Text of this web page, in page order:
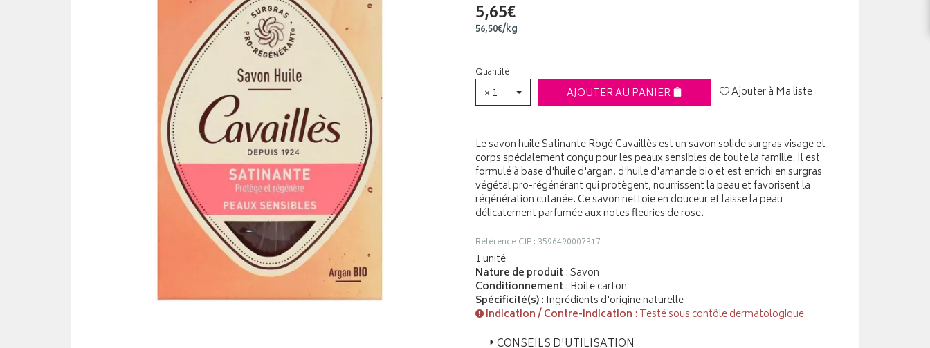
5,65€
56,50€/kg
Quantité
× 1 AJOUTER AU PANIER Ajouter à Ma liste
Le savon huile Satinante Rogé Cavaillès est un savon solide surgras visage et
corps spécialement conçu pour les peaux sensibles de toute la famille. Il est
formulé à base d'huile d'argan, d'huile d'amande bio et est enrichi en surgras
végétal pro-régénérant qui protègent, nourrissent la peau et favorisent la
régénération cutanée. Ce savon nettoie en douceur et laisse la peau
délicatement parfumée aux notes fleuries de rose.
Référence CIP : 3596490007317
1 unité
Nature de produit : Savon
Conditionnement : Boite carton
Spécificité(s): Ingrédients d'origine naturelle
Indication / Contre-indication : Testé sous contôle dermatologique
CONSEILS D'UTILISATION